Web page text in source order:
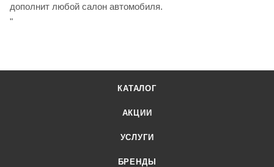
дополнит любой салон автомобиля.
"
КАТАЛОГ
АКЦИИ
УСЛУГИ
БРЕНДЫ